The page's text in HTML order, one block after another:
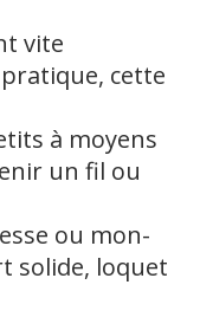
vite
cette
à moyens
un fil ou
ou mon-
solide, loquet